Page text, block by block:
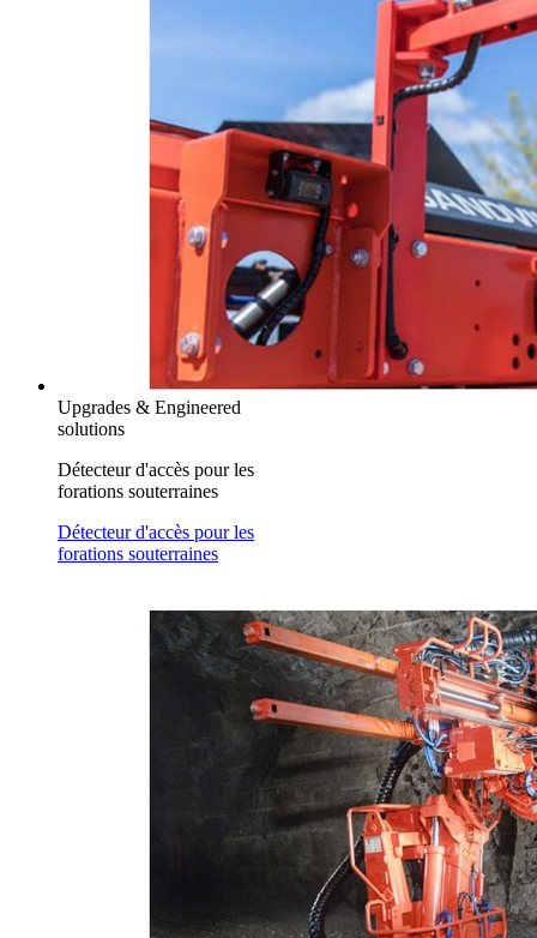
Upgrades & Engineered
solutions
Détecteur d'accès pour les
forations souterraines
Détecteur d'accès pour les
forations souterraines